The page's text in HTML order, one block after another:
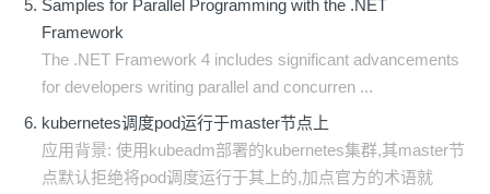
Samples for Parallel Programming with the .NET
Framework
The .NET Framework 4 includes significant advancements
for developers writing parallel and concurren ...
kubernetes调度pod运行于master节点上
应用背景: 使用kubeadm部署的kubernetes集群,其master节
点默认拒绝将pod调度运行于其上的,加点官方的术语就